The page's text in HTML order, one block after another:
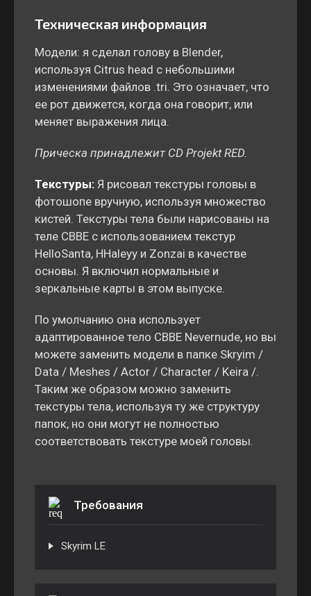
Техническая информация
Модели: я сделал голову в Blender,
используя Citrus head с небольшими
изменениями файлов .tri. Это означает, что
ее рот движется, когда она говорит, или
меняет выражения лица.
Прическа принадлежит CD Projekt RED.
Текстуры: Я рисовал текстуры головы в
фотошопе вручную, используя множество
кистей. Текстуры тела были нарисованы на
теле CBBE с использованием текстур
HelloSanta, HHaleyy и Zonzai в качестве
основы. Я включил нормальные и
зеркальные карты в этом выпуске.
По умолчанию она использует
адаптированное тело CBBE Nevernude, но вы
можете заменить модели в папке Skryim /
Data / Meshes / Actor / Character / Keira /.
Таким же образом можно заменить
текстуры тела, используя ту же структуру
папок, но они могут не полностью
соответствовать текстуре моей головы.
Требования
Skyrim LE